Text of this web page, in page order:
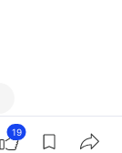
19